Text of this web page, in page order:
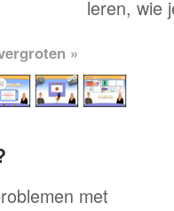
leren, wie
»
met